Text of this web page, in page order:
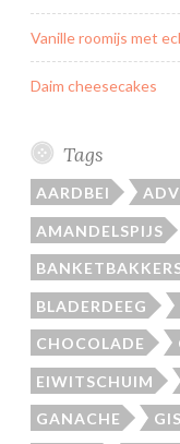
Vanille roomijs met
Daim cheesecakes
Tags
AARDBEI
AMANDELSPIJS
BLADERDEEG
CHOCOLADE
EIWITSCHUIM
GANACHE